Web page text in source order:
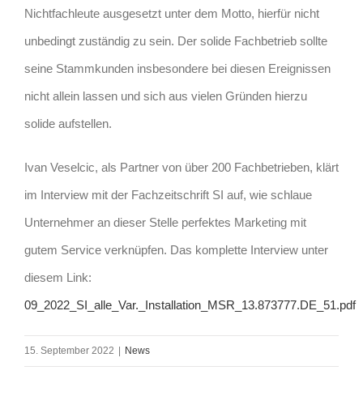
Nichtfachleute ausgesetzt unter dem Motto, hierfür nicht
unbedingt zuständig zu sein. Der solide Fachbetrieb sollte
seine Stammkunden insbesondere bei diesen Ereignissen
nicht allein lassen und sich aus vielen Gründen hierzu
solide aufstellen.
Ivan Veselcic, als Partner von über 200 Fachbetrieben, klärt
im Interview mit der Fachzeitschrift SI auf, wie schlaue
Unternehmer an dieser Stelle perfektes Marketing mit
gutem Service verknüpfen. Das komplette Interview unter
diesem Link:
09_2022_SI_alle_Var._Installation_MSR_13.873777.DE_51.pdf
15. September 2022 News